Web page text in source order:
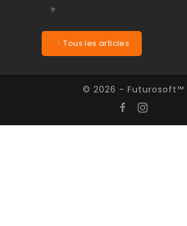
Tous les articles
© 2026 - Futurosoft™